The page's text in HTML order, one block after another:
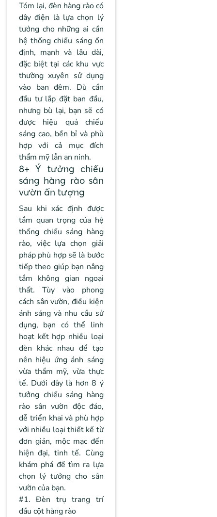
Tóm lại, đèn hàng rào có
dây điện là lựa chọn lý
tưởng cho những ai cần
hệ thống chiếu sáng ổn
định, mạnh và lâu dài,
đặc biệt tại các khu vực
thường xuyên sử dụng
vào ban đêm. Dù cần
đầu tư lắp đặt ban đầu,
nhưng bù lại, bạn sẽ có
được hiệu quả chiếu
sáng cao, bền bỉ và phù
hợp với cả mục đích
thẩm mỹ lẫn an ninh.
8+ Ý tưởng chiếu
sáng hàng rào sân
vườn ấn tượng
Sau khi xác định được
tầm quan trọng của hệ
thống chiếu sáng hàng
rào, việc lựa chọn giải
pháp phù hợp sẽ là bước
tiếp theo giúp bạn nâng
tầm không gian ngoại
thất. Tùy vào phong
cách sân vườn, điều kiện
ánh sáng và nhu cầu sử
dụng, bạn có thể linh
hoạt kết hợp nhiều loại
đèn khác nhau để tạo
nên hiệu ứng ánh sáng
vừa thẩm mỹ, vừa thực
tế. Dưới đây là hơn 8 ý
tưởng chiếu sáng hàng
rào sân vườn độc đáo,
dễ triển khai và phù hợp
với nhiều loại thiết kế từ
đơn giản, mộc mạc đến
hiện đại, tinh tế. Cùng
khám phá để tìm ra lựa
chọn lý tưởng cho sân
vườn của bạn.
#1. Đèn trụ trang trí
đầu cột hàng rào